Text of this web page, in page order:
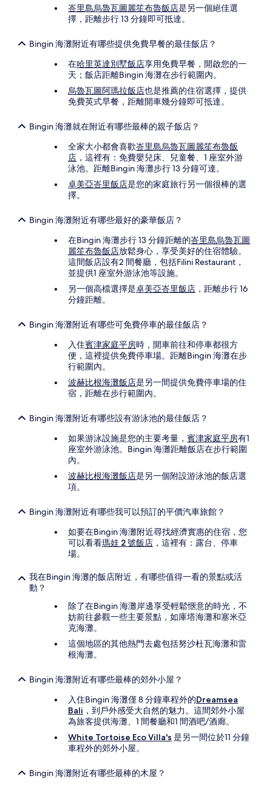
峇里島烏魯瓦圖麗笙布魯飯店是另一個絕佳選
擇，距離步行 13 分鐘即可抵達。
Bingin 海灘附近有哪些提供免費早餐的最佳飯店？
在哈里英達別墅飯店享用免費早餐，開啟您的一
天；飯店距離Bingin 海灘在步行範圍內。
烏魯瓦圖阿瑪拉飯店也是推薦的住宿選擇，提供
免費英式早餐，距離開車幾分鐘即可抵達。
Bingin 海灘就在附近有哪些最棒的親子飯店？
全家大小都會喜歡峇里島烏魯瓦圖麗笙布魯飯
店 ，這裡有：免費嬰兒床、兒童餐、1 座室外游
泳池。距離Bingin 海灘步行 13 分鐘可達。
卓美亞峇里飯店是您的家庭旅行另一個很棒的選
擇。
Bingin 海灘附近有哪些最好的豪華飯店？
在Bingin 海灘步行 13 分鐘距離的峇里島烏魯瓦圖
麗笙布魯飯店放鬆身心，享受美好的住宿體驗。
這間飯店設有2 間餐廳，包括Filini Restaurant，
並提供1 座室外游泳池等設施。
另一個高檔選擇是卓美亞峇里飯店 ，距離步行 16
分鐘距離。
Bingin 海灘附近有哪些可免費停車的最佳飯店？
入住賓津家庭平房時，開車前往和停車都很方
便，這裡提供免費停車場。距離Bingin 海灘在步
行範圍內。
波赫比根海灘飯店是另一間提供免費停車場的住
宿，距離在步行範圍內。
Bingin 海灘附近有哪些設有游泳池的最佳飯店？
如果游泳設施是您的主要考量， 賓津家庭平房有1
座室外游泳池。Bingin 海灘距離飯店在步行範圍
內。
波赫比根海灘飯店是另一個附設游泳池的飯店選
項。
Bingin 海灘附近有哪些我可以預訂的平價汽車旅館？
如要在Bingin 海灘附近尋找經濟實惠的住宿，您
可以看看瑪娃 2 號飯店 ，這裡有：露台、停車
場。
我在Bingin 海灘的飯店附近，有哪些值得一看的景點或活
動？
除了在Bingin 海灘岸邊享受輕鬆愜意的時光，不
妨前往參觀一些主要景點，如庫塔海灘和塞米亞
克海灘。
這個地區的其他熱門去處包括努沙杜瓦海灘和雷
根海灘。
Bingin 海灘附近有哪些最棒的郊外小屋？
入住Bingin 海灘僅 8 分鐘車程外的Dreamsea
Bali ，到戶外感受大自然的魅力。這間郊外小屋
為旅客提供海灘、1 間餐廳和1 間酒吧/酒廊。
White Tortoise Eco Villa's 是另一間位於11 分鐘
車程外的郊外小屋。
Bingin 海灘附近有哪些最棒的木屋？